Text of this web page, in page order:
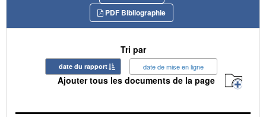
PDF Bibliographie
Tri par
date du rapport date de mise en ligne
Ajouter tous les documents de la page